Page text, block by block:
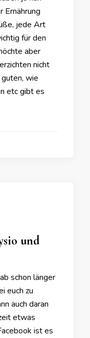
Ernährung
jede Art
für den
aber
nicht
wie
etc gibt es
und
schon länger
euch zu
auch daran
etwas
ist es